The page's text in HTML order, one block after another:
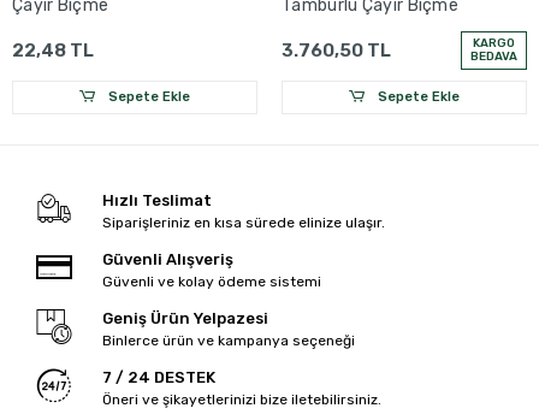
Çayır Biçme
22,48 TL
Sepete Ekle
Tamburlu Çayır Biçme
3.760,50 TL
KARGO
BEDAVA
Sepete Ekle
Hızlı Teslimat
Siparişleriniz en kısa sürede elinize ulaşır.
Güvenli Alışveriş
Güvenli ve kolay ödeme sistemi
Geniş Ürün Yelpazesi
Binlerce ürün ve kampanya seçeneği
7 / 24 DESTEK
Öneri ve şikayetlerinizi bize iletebilirsiniz.